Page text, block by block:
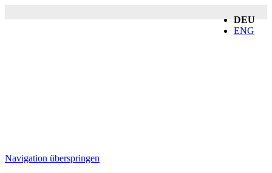
DEU
ENG
Navigation überspringen